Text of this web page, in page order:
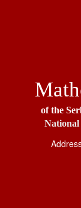
of the
National